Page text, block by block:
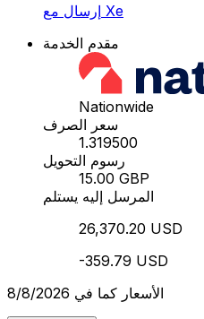
إرسال مع Xe
مقدم الخدمة
Nationwide
سعر الصرف
1.319500
رسوم التحويل
15.00 GBP
المرسل إليه يستلم
26,370.20 USD
-359.79 USD
الأسعار كما في 8/8/2026